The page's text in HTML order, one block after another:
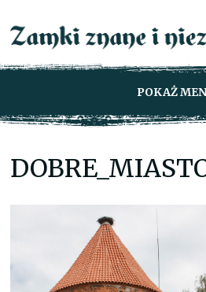
POKAŻ